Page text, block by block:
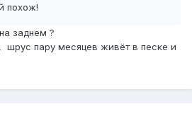
похож!
заднем ?
шрус пару месяцев живёт в песке и